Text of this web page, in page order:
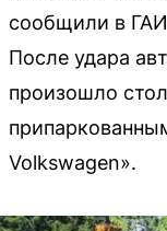
сообщили в
После удара
произошло
Volkswagen».